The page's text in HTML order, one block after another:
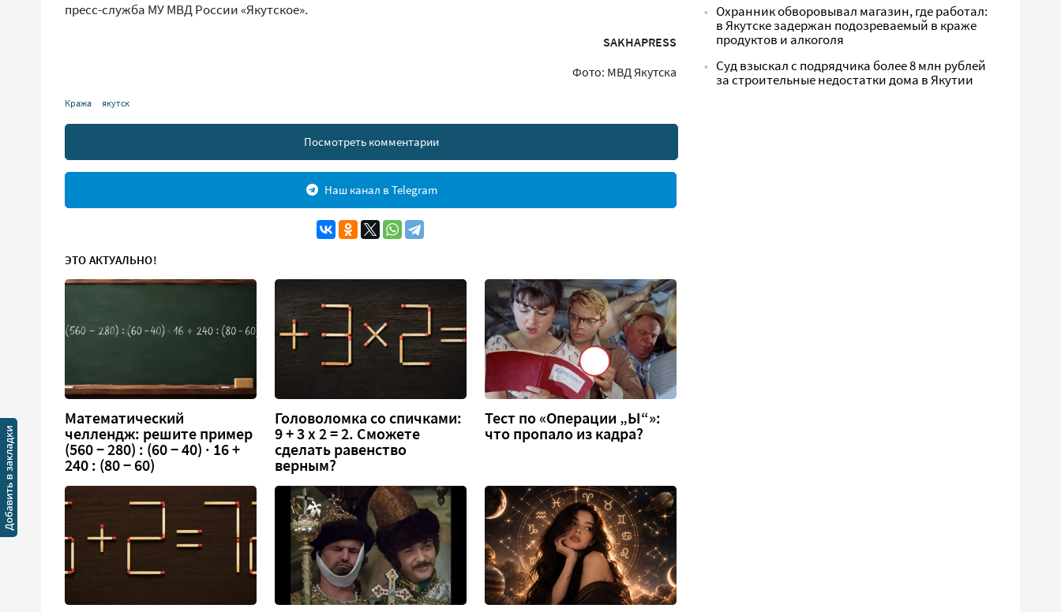
пресс-служба МУ МВД России «Якутское».
SAKHAPRESS
Фото: МВД Якутска
Кража якутск
Посмотреть комментарии
Наш канал в Telegram
ЭТО АКТУАЛЬНО!
Математический
челлендж: решите пример
(560 − 280) : (60 − 40) · 16 +
240 : (80 − 60)
Головоломка со спичками:
9 + 3 х 2 = 2. Сможете
сделать равенство
верным?
Тест по «Операции „Ы“»:
что пропало из кадра?
Охранник обворовывал магазин, где работал:
в Якутске задержан подозреваемый в краже
продуктов и алкоголя
Суд взыскал с подрядчика более 8 млн рублей
за строительные недостатки дома в Якутии